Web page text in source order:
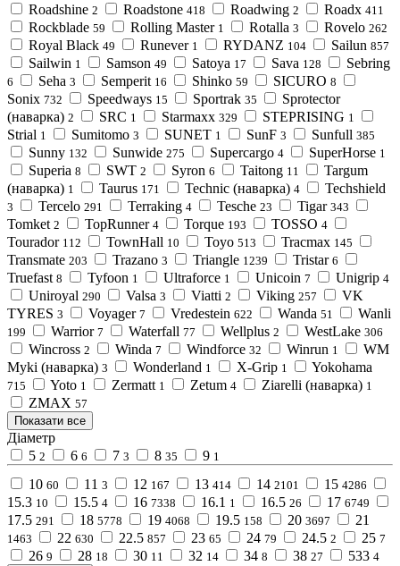
Roadshine 2 Roadstone 418 Roadwing 2 Roadx 411
Rockblade 59 Rolling Master 1 Rotalla 3 Rovelo 262
Royal Black 49 Runever 1 RYDANZ 104 Sailun 857
Sailwin 1 Samson 49 Satoya 17 Sava 128 Sebring
6 Seha 3 Semperit 16 Shinko 59 SICURO 8
Sonix 732 Speedways 15 Sportrak 35
Sprotector
(наварка) 2 SRC 1 Starmaxx 329 STEPRISING 1
Strial 1 Sumitomo 3 SUNET 1 SunF 3 Sunfull 385
Sunny 132 Sunwide 275 Supercargo 4 SuperHorse 1
Superia 8 SWT 2 Syron 6 Taitong 11
Targum
(наварка) 1 Taurus 171 Technic (наварка) 4 Techshield
3 Tercelo 291 Terraking 4 Tesche 23 Tigar 343
Tomket 2 TopRunner 4 Torque 193 TOSSO 4
Tourador 112 TownHall 10 Toyo 513 Tracmax 145
Transmate 203 Trazano 3 Triangle 1239 Tristar 6
Truefast 8 Tyfoon 1 Ultraforce 1 Unicoin 7 Unigrip 4
Uniroyal 290 Valsa 3 Viatti 2 Viking 257
VK
TYRES 3 Voyager 7 Vredestein 622 Wanda 51 Wanli
199 Warrior 7 Waterfall 77 Wellplus 2 WestLake 306
Wincross 2 Winda 7 Windforce 32 Winrun 1
WM
Myki (наварка) 3 Wonderland 1 X-Grip 1 Yokohama
715 Yoto 1 Zermatt 1 Zetum 4 Ziarelli (наварка) 1
ZMAX 57
Показати все
Діаметр
5 2 6 6 7 3 8 35 9 1
10 60 11 3 12 167 13 414 14 2101 15 4286
15.3 10 15.5 4 16 7338 16.1 1 16.5 26 17 6749
17.5 291 18 5778 19 4068 19.5 158 20 3697 21
1463 22 630 22.5 857 23 65 24 79 24.5 2 25 7
26 9 28 18 30 11 32 14 34 8 38 27 533 4